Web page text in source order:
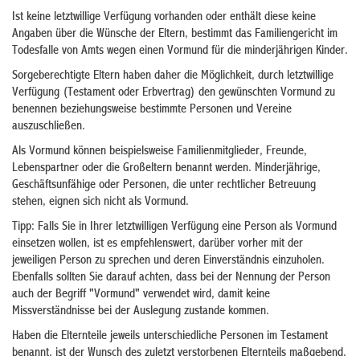
Ist keine letztwillige Verfügung vorhanden oder enthält diese keine
Angaben über die Wünsche der Eltern, bestimmt das Familiengericht im
Todesfalle von Amts wegen einen Vormund für die minderjährigen Kinder.
Sorgeberechtigte Eltern haben daher die Möglichkeit, durch letztwillige
Verfügung (Testament oder Erbvertrag) den gewünschten Vormund zu
benennen beziehungsweise bestimmte Personen und Vereine
auszuschließen.
Als Vormund können beispielsweise Familienmitglieder, Freunde,
Lebenspartner oder die Großeltern benannt werden. Minderjährige,
Geschäftsunfähige oder Personen, die unter rechtlicher Betreuung
stehen, eignen sich nicht als Vormund.
Tipp: Falls Sie in Ihrer letztwilligen Verfügung eine Person als Vormund
einsetzen wollen, ist es empfehlenswert, darüber vorher mit der
jeweiligen Person zu sprechen und deren Einverständnis einzuholen.
Ebenfalls sollten Sie darauf achten, dass bei der Nennung der Person
auch der Begriff "Vormund" verwendet wird, damit keine
Missverständnisse bei der Auslegung zustande kommen.
Haben die Elternteile jeweils unterschiedliche Personen im Testament